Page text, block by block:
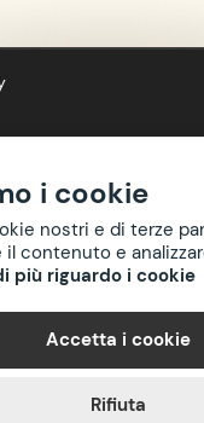
da Wikipedia sono
cc-by-sa.
i cookie
nostri e di terze
il contenuto e
più riguardo i cookie
Accetta i cookie
Rifiuta